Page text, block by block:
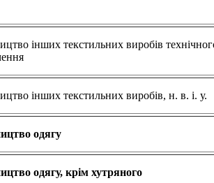
інших текстильних виробів
інших текстильних виробів, н. в. і. у.
одягу
одягу, крім хутряного